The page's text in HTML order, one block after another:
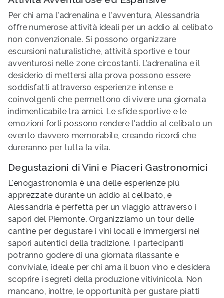
Per chi ama l'adrenalina e l'avventura, Alessandria
offre numerose attività ideali per un addio al celibato
non convenzionale. Si possono organizzare
escursioni naturalistiche, attività sportive e tour
avventurosi nelle zone circostanti. L’adrenalina e il
desiderio di mettersi alla prova possono essere
soddisfatti attraverso esperienze intense e
coinvolgenti che permettono di vivere una giornata
indimenticabile tra amici. Le sfide sportive e le
emozioni forti possono rendere l'addio al celibato un
evento davvero memorabile, creando ricordi che
dureranno per tutta la vita.
Degustazioni di Vini e Piaceri Gastronomici
L'enogastronomia è una delle esperienze più
apprezzate durante un addio al celibato, e
Alessandria è perfetta per un viaggio attraverso i
sapori del Piemonte. Organizziamo un tour delle
cantine per degustare i vini locali e immergersi nei
sapori autentici della tradizione. I partecipanti
potranno godere di una giornata rilassante e
conviviale, ideale per chi ama il buon vino e desidera
scoprire i segreti della produzione vitivinicola. Non
mancano, inoltre, le opportunità per gustare piatti